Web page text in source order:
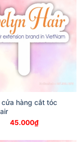
cửa hàng cắt tóc
45.000₫